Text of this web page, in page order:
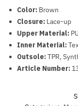
Color: Brown
Closure: Lace-up
Upper Material:
Inner Material:
Outsole:TPR,
Article Number: